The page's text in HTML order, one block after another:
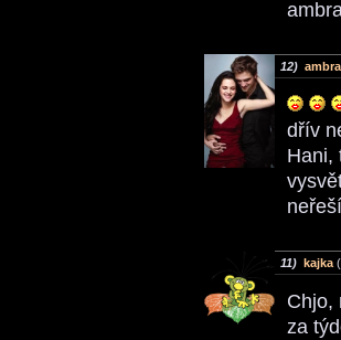
12) ambra
dřív
Hani,
11) kajka
Chjo,
za